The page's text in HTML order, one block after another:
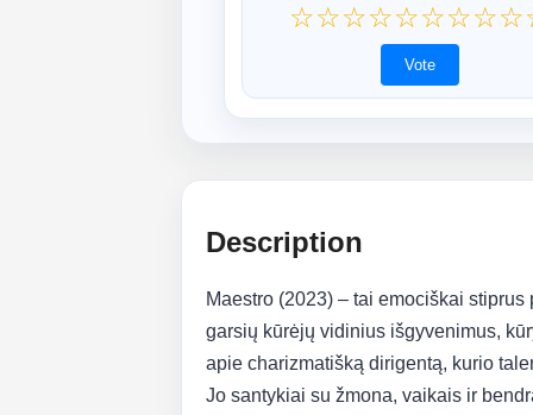
☆☆☆☆☆☆☆☆☆
Vote
Description
Maestro (2023) – tai emociškai
garsių kūrėjų vidinius išgyvenimus,
apie charizmatišką dirigentą, kurio
Jo santykiai su žmona, vaikais ir